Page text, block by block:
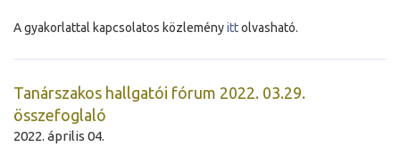
A gyakorlattal kapcsolatos közleményittolvasható.
Tanárszakos hallgatói fórum 2022. 03.29.
összefoglaló
2022. április 04.